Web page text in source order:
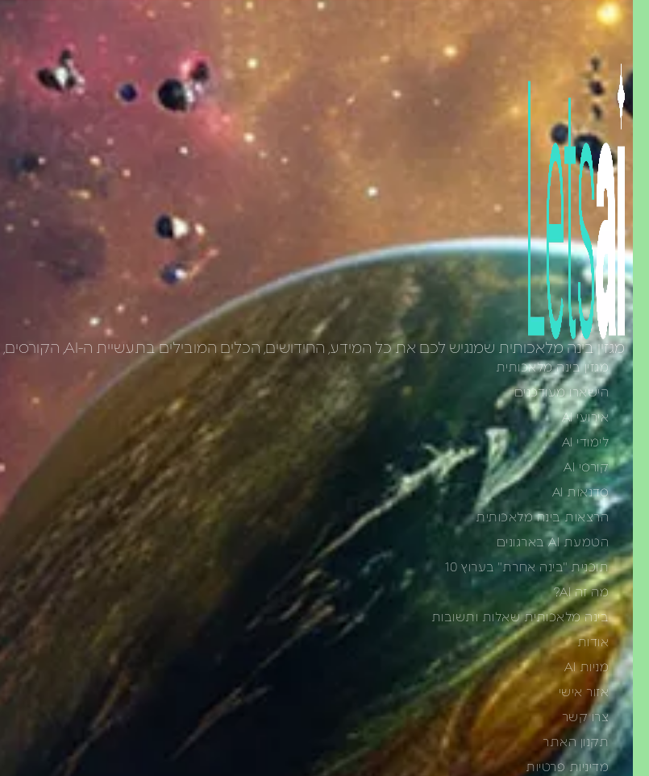
מגזין בינה מלאכותית שמנגיש לכם את כל המידע, החידושים, הכלים המובילים בתעשיית ה-AI, הקורסים, ההכשרות והאירועים של עולם הבינה המלאכותית.
מגזין בינה מלאכותית
הישארו מעודכנים
אירועי AI
לימודי AI
קורסי AI
סדנאות AI
הרצאות בינה מלאכותית
הטמעת AI בארגונים
תוכנית "בינה אחרת" בערוץ 10
מה זה AI?
בינה מלאכותית שאלות ותשובות
אודות
מניות AI
אזור אישי
צרו קשר
תקנון האתר
מדיניות פרטיות